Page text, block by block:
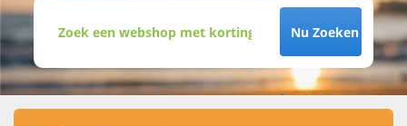
Nu Zoeken